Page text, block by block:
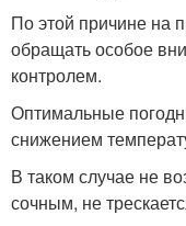
По этой причине на
обращать особое
контролем.
Оптимальные
снижением
В таком случае не
сочным, не